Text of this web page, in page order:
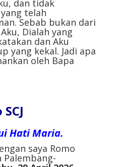
dan tidak
telah
Sebab bukan dari
Dialah yang
dan Aku
yang kekal. Jadi apa
oleh Bapa
Hati Maria.
saya Romo
Palembang-